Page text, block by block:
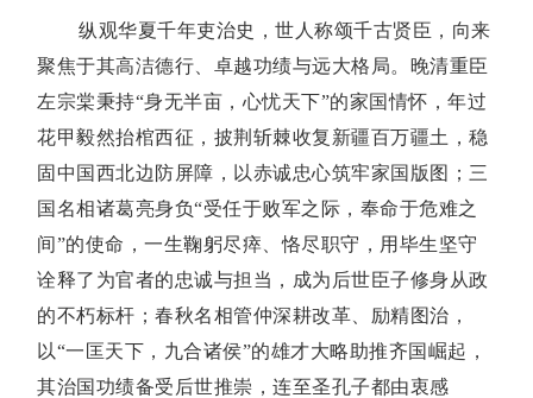
纵观华夏千年吏治史，世人称颂千古贤臣，向来
聚焦于其高洁德行、卓越功绩与远大格局。晚清重臣
左宗棠秉持“身无半亩，心忧天下”的家国情怀，年过
花甲毅然抬棺西征，披荆斩棘收复新疆百万疆土，稳
固中国西北边防屏障，以赤诚忠心筑牢家国版图；三
国名相诸葛亮身负“受任于败军之际，奉命于危难之
间”的使命，一生鞠躬尽瘁、恪尽职守，用毕生坚守
诠释了为官者的忠诚与担当，成为后世臣子修身从政
的不朽标杆；春秋名相管仲深耕改革、励精图治，
以“一匡天下，九合诸侯”的雄才大略助推齐国崛起，
其治国功绩备受后世推崇，连至圣孔子都由衷感